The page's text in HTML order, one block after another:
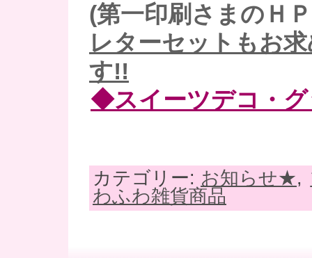
(第一印刷さまのＨ
レターセットもお
す!!
◆スイーツデコ・
カテゴリー: お知らせ★,
わふわ雑貨商品